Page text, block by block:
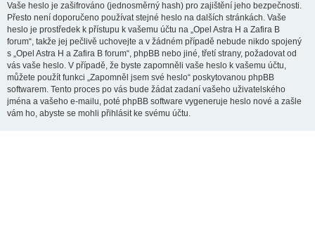
Vaše heslo je zašifrováno (jednosměrný hash) pro zajištění jeho bezpečnosti.
Přesto není doporučeno používat stejné heslo na dalších stránkách. Vaše
heslo je prostředek k přístupu k vašemu účtu na „Opel Astra H a Zafira B
forum“, takže jej pečlivě uchovejte a v žádném případě nebude nikdo spojený
s „Opel Astra H a Zafira B forum“, phpBB nebo jiné, třetí strany, požadovat od
vás vaše heslo. V případě, že byste zapomněli vaše heslo k vašemu účtu,
můžete použít funkci „Zapomněl jsem své heslo“ poskytovanou phpBB
softwarem. Tento proces po vás bude žádat zadaní vašeho uživatelského
jména a vašeho e-mailu, poté phpBB software vygeneruje heslo nové a zašle
vám ho, abyste se mohli přihlásit ke svému účtu.